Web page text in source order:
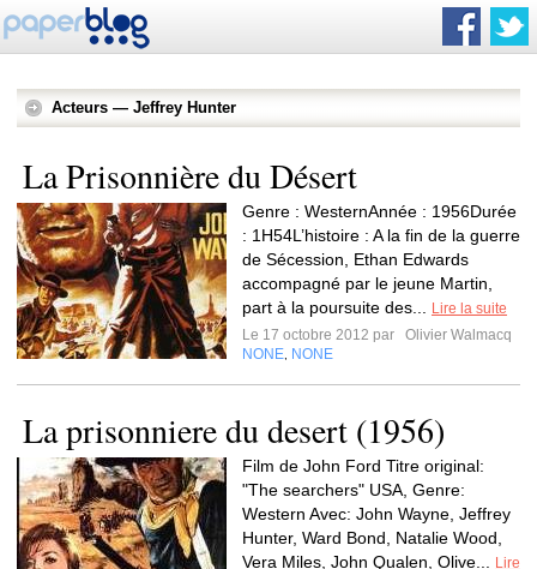
Acteurs — Jeffrey Hunter
La Prisonnière du Désert
Genre : WesternAnnée : 1956Durée
: 1H54L’histoire : A la fin de la guerre
de Sécession, Ethan Edwards
accompagné par le jeune Martin,
part à la poursuite des...
Lire la suite
Le 17 octobre 2012 par
Olivier Walmacq
NONE NONE
La prisonniere du desert (1956)
Film de John Ford Titre original:
"The searchers" USA, Genre:
Western Avec: John Wayne, Jeffrey
Hunter, Ward Bond, Natalie Wood,
Vera Miles, John Qualen, Olive...
Lire